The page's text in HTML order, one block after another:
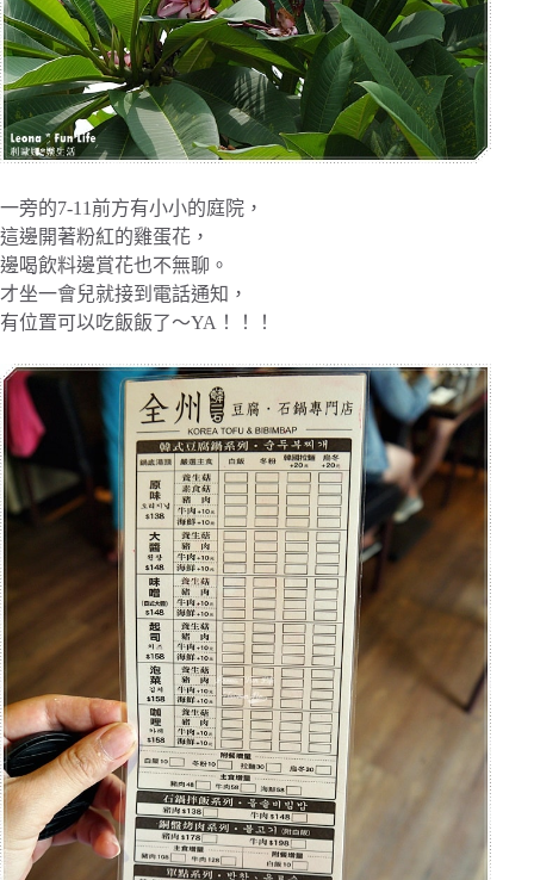
一旁的7-11前方有小小的庭院，
這邊開著粉紅的雞蛋花，
邊喝飲料邊賞花也不無聊。
才坐一會兒就接到電話通知，
有位置可以吃飯飯了～YA！！！